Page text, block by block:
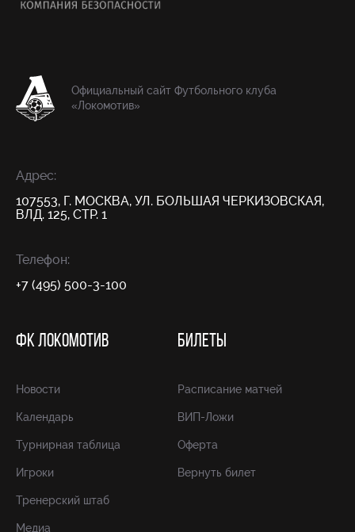
Официальный сайт Футбольного клуба
«Локомотив»
Адрес:
107553, Г. МОСКВА, УЛ. БОЛЬШАЯ ЧЕРКИЗОВСКАЯ,
ВЛД. 125, СТР. 1
Телефон:
+7 (495) 500-3-100
ФК ЛОКОМОТИВ
Новости
Календарь
Турнирная таблица
Игроки
Тренерский штаб
Медиа
БИЛЕТЫ
Расписание матчей
ВИП-Ложи
Оферта
Вернуть билет